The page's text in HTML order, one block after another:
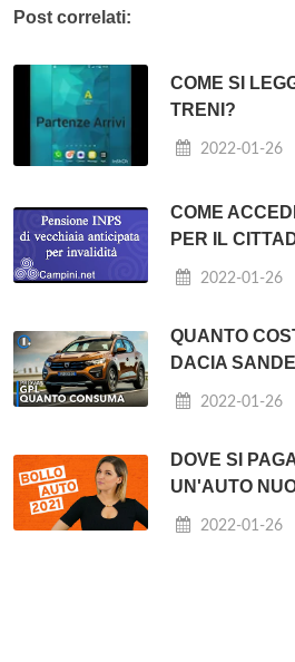
Post correlati:
COME SI
TRENI?
2022-01-26
COME
PER IL
2022-01-26
QUANTO
DACIA
2022-01-26
DOVE SI
UN'AUTO
2022-01-26